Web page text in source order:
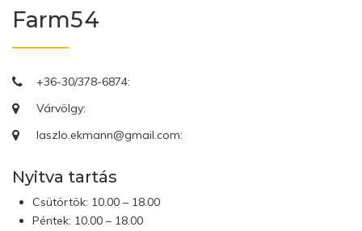
Farm54
+36-30/378-6874:
Várvölgy:
laszlo.ekmann@gmail.com:
Nyitva tartás
Csütörtök: 10.00 – 18.00
Péntek: 10.00 – 18.00